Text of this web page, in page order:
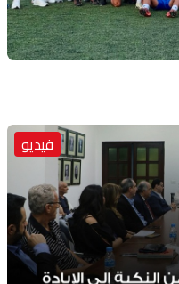
فيديو